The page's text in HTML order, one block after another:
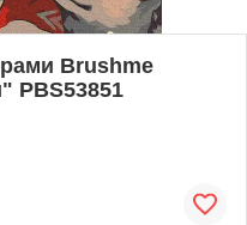
Brushme
PBS53851